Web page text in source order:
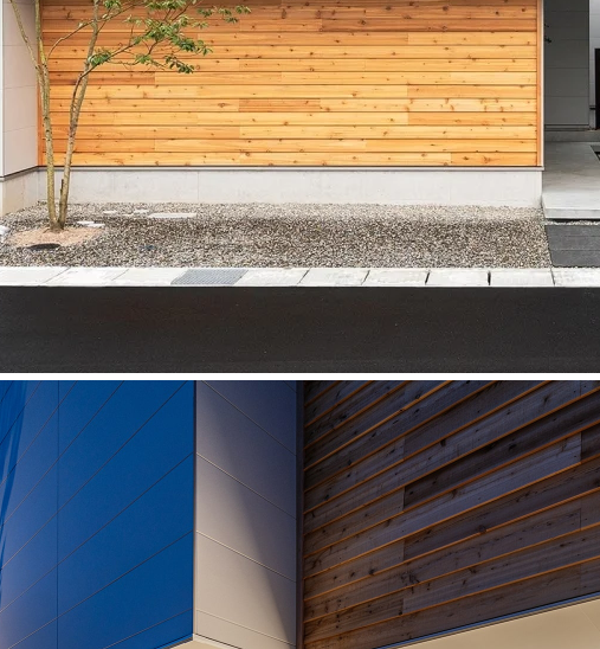
状の照明がアクセントになり、スタイリッシュなムードを高めます。